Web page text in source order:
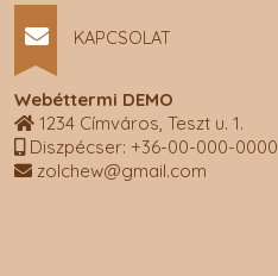
KAPCSOLAT
Webéttermi DEMO
1234 Címváros, Teszt u. 1.
Diszpécser: +36-00-000-0000
zolchew@gmail.com